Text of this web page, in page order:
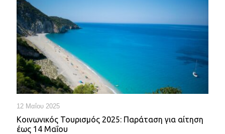
12 Μαΐου 2025
Κοινωνικός Τουρισμός 2025: Παράταση για αίτηση
έως 14 Μαΐου